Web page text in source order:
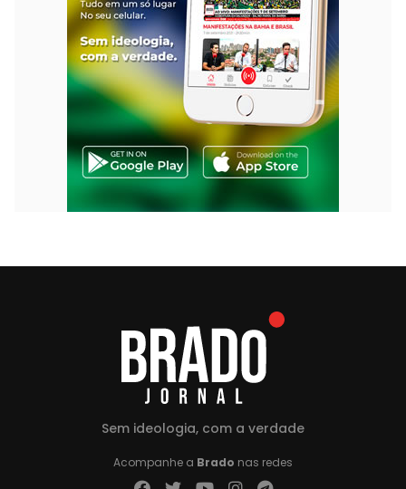
Sem ideologia, com a verdade
Acompanhe a Brado nas redes